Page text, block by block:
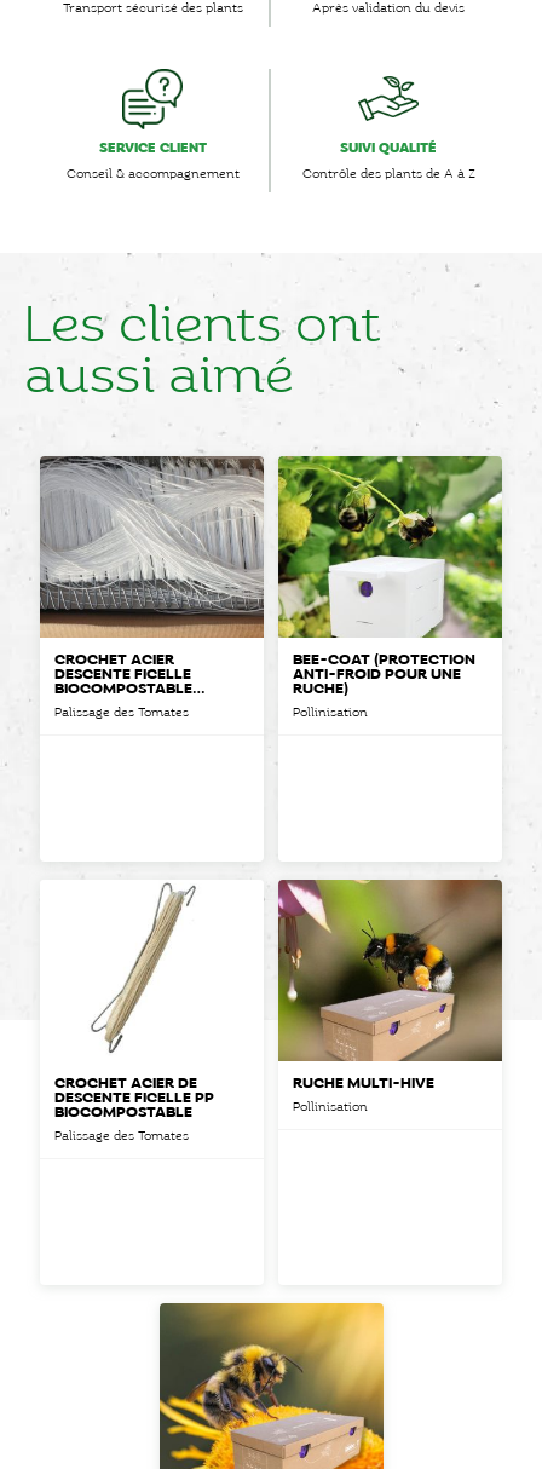
Transport sécurisé des plants Après validation du devis
SERVICE CLIENT
Conseil & accompagnement
SUIVI QUALITÉ
Contrôle des plants de A à Z
Les clients ont
aussi aimé
CROCHET ACIER
DESCENTE FICELLE
BIOCOMPOSTABLE
« QUEUE DE CHEVAL »
BIOCOMPOSTABLE
Palissage des Tomates
BEE-COAT (PROTECTION
ANTI-FROID POUR UNE
RUCHE)
Pollinisation
CROCHET ACIER DE
DESCENTE FICELLE PP
BIOCOMPOSTABLE
Palissage des Tomates
RUCHE MULTI-HIVE
Pollinisation